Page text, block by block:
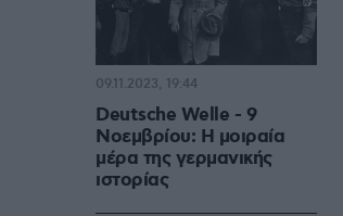
Deutsche Welle - 9
Νοεμβρίου: Η μοιραία
μέρα της γερμανικής
ιστορίας
09.11.2023, 19:44